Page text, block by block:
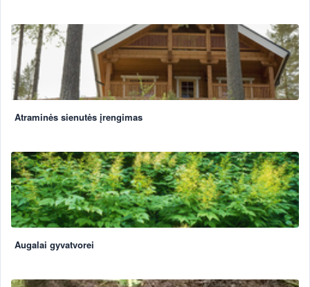
Atraminės sienutės įrengimas
Augalai gyvatvorei